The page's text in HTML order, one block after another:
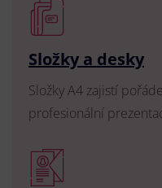
Složky a desky
Složky A4 zajistí
profesionální